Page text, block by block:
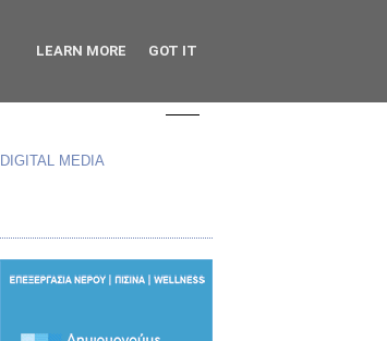
DIGITAL MEDIA
LEARN MORE GOT IT